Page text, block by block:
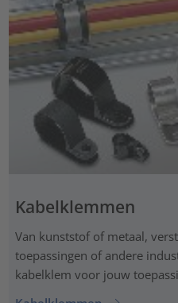
Kabelklemmen
Van kunststof of metaal,
toepassingen of andere
kabelklem voor jouw